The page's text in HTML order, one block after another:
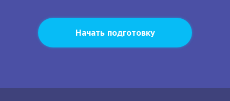
Начать подготовку